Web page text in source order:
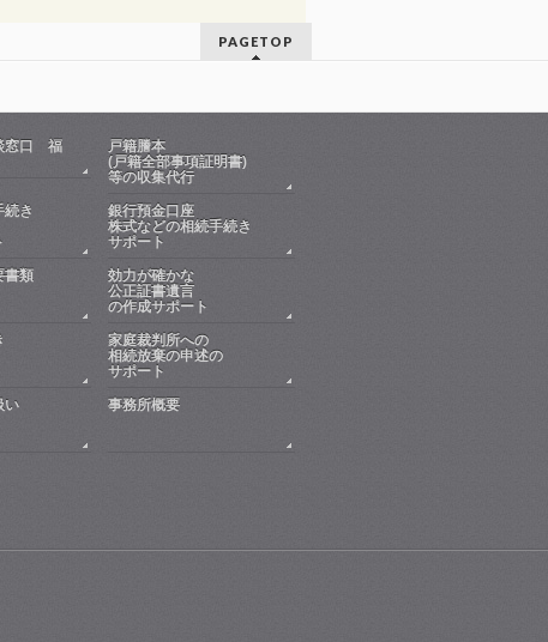
PAGETOP
窓口 福
戸籍謄本
(戸籍全部事項証明書)
等の収集代行
続き
銀行預金口座
株式などの相続手続き
サポート
書類
効力が確かな
公正証書遺言
の作成サポート
家庭裁判所への
相続放棄の申述の
サポート
い
事務所概要